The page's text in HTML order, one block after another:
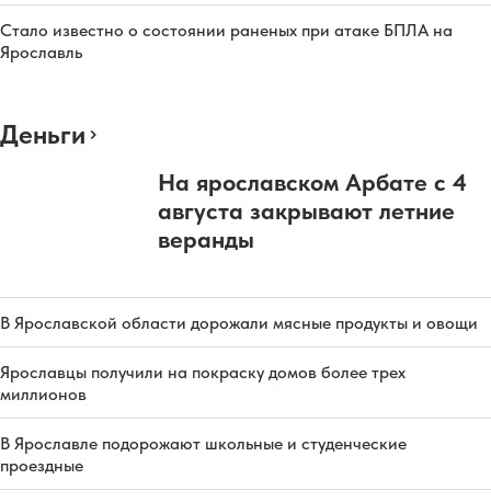
Стало известно о состоянии раненых при атаке БПЛА на
Ярославль
Деньги
На ярославском Арбате с 4
августа закрывают летние
веранды
В Ярославской области дорожали мясные продукты и овощи
Ярославцы получили на покраску домов более трех
миллионов
В Ярославле подорожают школьные и студенческие
проездные